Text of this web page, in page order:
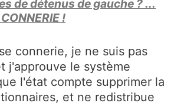
de détenus de gauche ? ...
!
connerie, je ne suis pas
j'approuve le système
l'état compte supprimer la
et ne redistribue